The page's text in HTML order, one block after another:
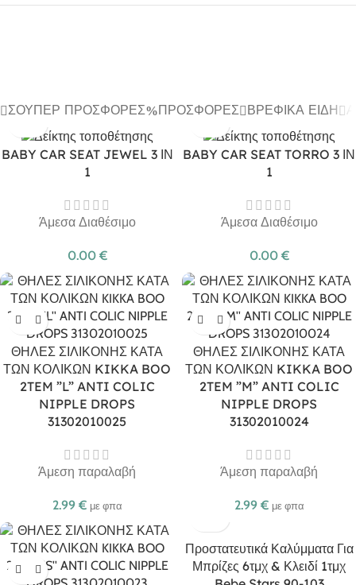
ΣΟΎΠΕΡ ΠΡΟΣΦΟΡΈΣ ΠΡΟΣΦΟΡΈΣ ΒΡΕΦΙΚΆ ΕΊΔΗ
BABY CAR SEAT JEWEL 3 ΙΝ
1
Άμεσα Διαθέσιμο
0.00 €
BABY CAR SEAT TORRO 3 ΙΝ
1
Άμεσα Διαθέσιμο
0.00 €
ΘΗΛΕΣ ΣΙΛΙΚΟΝΗΣ ΚΑΤΑ
ΤΩΝ ΚΟΛΙΚΩΝ KIKKA BOO
2TEM ”L” ANTI COLIC
NIPPLE DROPS
31302010025
Άμεση παραλαβή
2.99 € με φπα
ΘΗΛΕΣ ΣΙΛΙΚΟΝΗΣ ΚΑΤΑ
ΤΩΝ ΚΟΛΙΚΩΝ KIKKA BOO
2TEM ”M” ANTI COLIC
NIPPLE DROPS
31302010024
Άμεση παραλαβή
2.99 € με φπα
Προστατευτικά Καλύμματα Για
Μπρίζες 6τμχ & Κλειδί 1τμχ